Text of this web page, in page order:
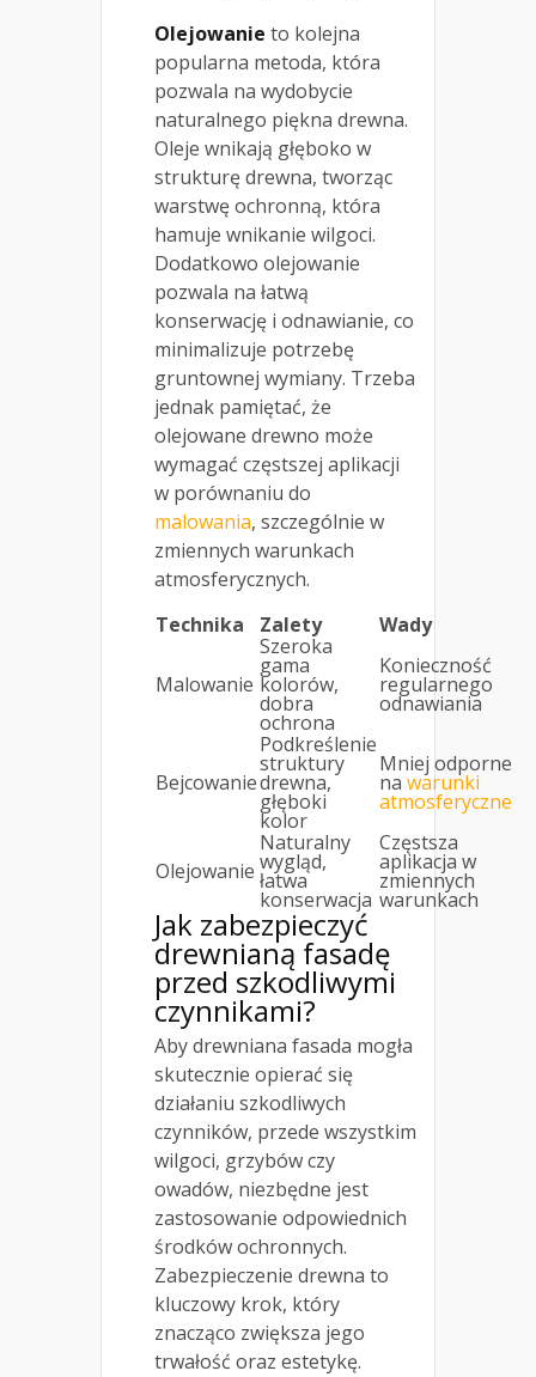
Olejowanie to kolejna
popularna metoda, która
pozwala na wydobycie
naturalnego piękna drewna.
Oleje wnikają głęboko w
strukturę drewna, tworząc
warstwę ochronną, która
hamuje wnikanie wilgoci.
Dodatkowo olejowanie
pozwala na łatwą
konserwację i odnawianie, co
minimalizuje potrzebę
gruntownej wymiany. Trzeba
jednak pamiętać, że
olejowane drewno może
wymagać częstszej aplikacji
w porównaniu do
malowania, szczególnie w
zmiennych warunkach
atmosferycznych.
Technika
Zalety Wady
Malowanie
Szeroka
gama
kolorów,
dobra
ochrona
Konieczność
regularnego
odnawiania
Bejcowanie
Podkreślenie
struktury
drewna,
głęboki
kolor
Mniej odporne
na warunki
atmosferyczne
Olejowanie
Naturalny
wygląd,
łatwa
konserwacja
Częstsza
aplikacja w
zmiennych
warunkach
Jak zabezpieczyć
drewnianą fasadę
przed szkodliwymi
czynnikami?
Aby drewniana fasada mogła
skutecznie opierać się
działaniu szkodliwych
czynników, przede wszystkim
wilgoci, grzybów czy
owadów, niezbędne jest
zastosowanie odpowiednich
środków ochronnych.
Zabezpieczenie drewna to
kluczowy krok, który
znacząco zwiększa jego
trwałość oraz estetykę.